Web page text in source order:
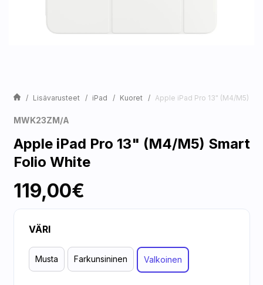
Lisävarusteet iPad Kuoret Apple iPad Pro 13" (M4/M5)
MWK23ZM/A
Apple iPad Pro 13" (M4/M5) Smart
Folio White
119,00€
VÄRI
Musta Farkun­sininen Valkoinen